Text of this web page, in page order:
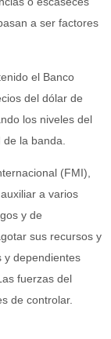
a ser factores
el Banco
del dólar de
los niveles del
la banda.
(FMI),
a varios
y de
sus recursos y
y dependientes
fuerzas del
de controlar.